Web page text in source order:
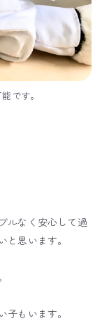
です。
ルなく安心して過
思います。
もいます。